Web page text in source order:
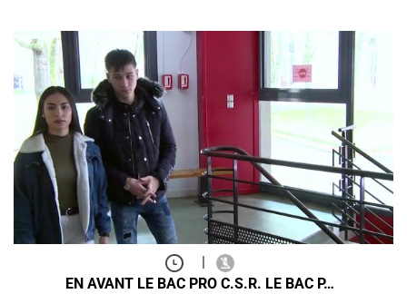
EN AVANT LE BAC PRO C.S.R. LE BAC P…